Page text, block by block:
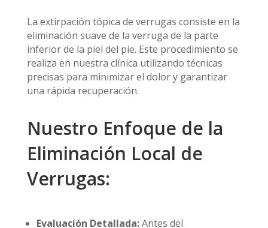
La extirpación tópica de verrugas consiste en la
eliminación suave de la verruga de la parte
inferior de la piel del pie. Este procedimiento se
realiza en nuestra clínica utilizando técnicas
precisas para minimizar el dolor y garantizar
una rápida recuperación.
Nuestro Enfoque de la
Eliminación Local de
Verrugas:
Evaluación Detallada:Antes del